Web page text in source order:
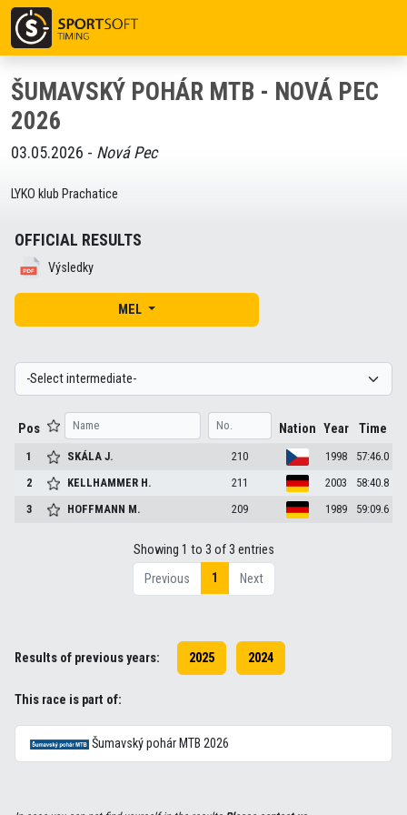
ŠUMAVSKÝ POHÁR MTB - NOVÁ PEC
2026
03.05.2026 - Nová Pec
LYKO klub Prachatice
OFFICIAL RESULTS
Výsledky
MEL
Pos Nation Year Time
1 SKÁLAJ. 210 1998
57:46.0
2
KELLHAMMER H. 211 2003
58:40.8
3
HOFFMANN M. 209 1989 59:09.6
Showing 1 to 3 of 3 entries
Previous
1 Next
Results of previous years: 2025 2024
This race is part of:
Šumavský pohár MTB 2026